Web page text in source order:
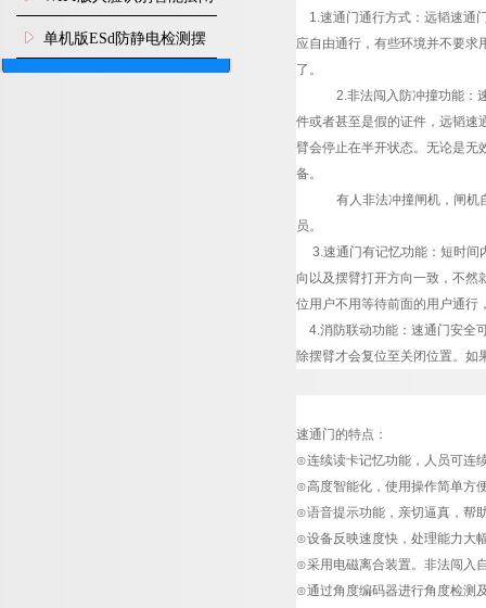
机
单机版ESd防静电检测摆
闸机
1.速通门通行方式： 远韬速通
应自由通行，有些环境并不要求
了。
2.非法闯入防冲撞功能：
件或者甚至是假的证件， 远韬速
臂会停止在半开状态。无论是无
备。
有人非法冲撞闸机，闸机
员。
3.速通门有记忆功能：短时间
向以及摆臂打开方向一致，不然
位用户不用等待前面的用户通行
4.消防联动功能：速通门安全
除摆臂才会复位至关闭位置。如
速通门的特点：
⊙连续读卡记忆功能，人员可连
⊙高度智能化，使用操作简单方
⊙语音提示功能，亲切逼真，帮
⊙设备反映速度快，处理能力大
⊙采用电磁离合装置。非法闯入
⊙通过角度编码器进行角度检测